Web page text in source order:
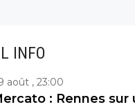
INFO
août , 23:00
: Rennes sur